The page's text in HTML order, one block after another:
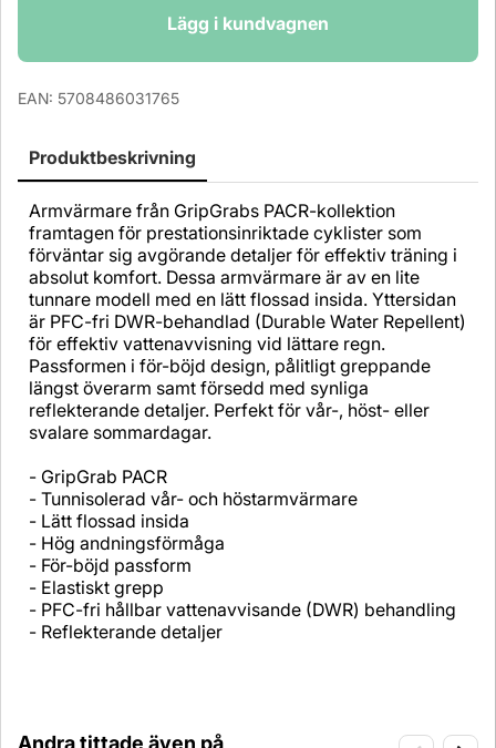
Lägg i kundvagnen
EAN: 5708486031765
Produktbeskrivning
Armvärmare från GripGrabs PACR-kollektion
framtagen för prestationsinriktade cyklister som
förväntar sig avgörande detaljer för effektiv träning i
absolut komfort. Dessa armvärmare är av en lite
tunnare modell med en lätt flossad insida. Yttersidan
är PFC-fri DWR-behandlad (Durable Water Repellent)
för effektiv vattenavvisning vid lättare regn.
Passformen i för-böjd design, pålitligt greppande
längst överarm samt försedd med synliga
reflekterande detaljer. Perfekt för vår-, höst- eller
svalare sommardagar.
- GripGrab PACR
- Tunnisolerad vår- och höstarmvärmare
- Lätt flossad insida
- Hög andningsförmåga
- För-böjd passform
- Elastiskt grepp
- PFC-fri hållbar vattenavvisande (DWR) behandling
- Reflekterande detaljer